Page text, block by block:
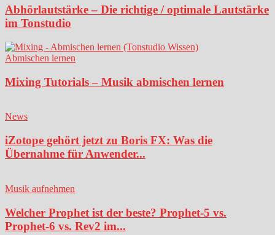
Abhörlautstärke – Die richtige / optimale Lautstärke
im Tonstudio
Abmischen lernen
Mixing Tutorials – Musik abmischen lernen
News
iZotope gehört jetzt zu Boris FX: Was die
Übernahme für Anwender...
Musik aufnehmen
Welcher Prophet ist der beste? Prophet-5 vs.
Prophet-6 vs. Rev2 im...